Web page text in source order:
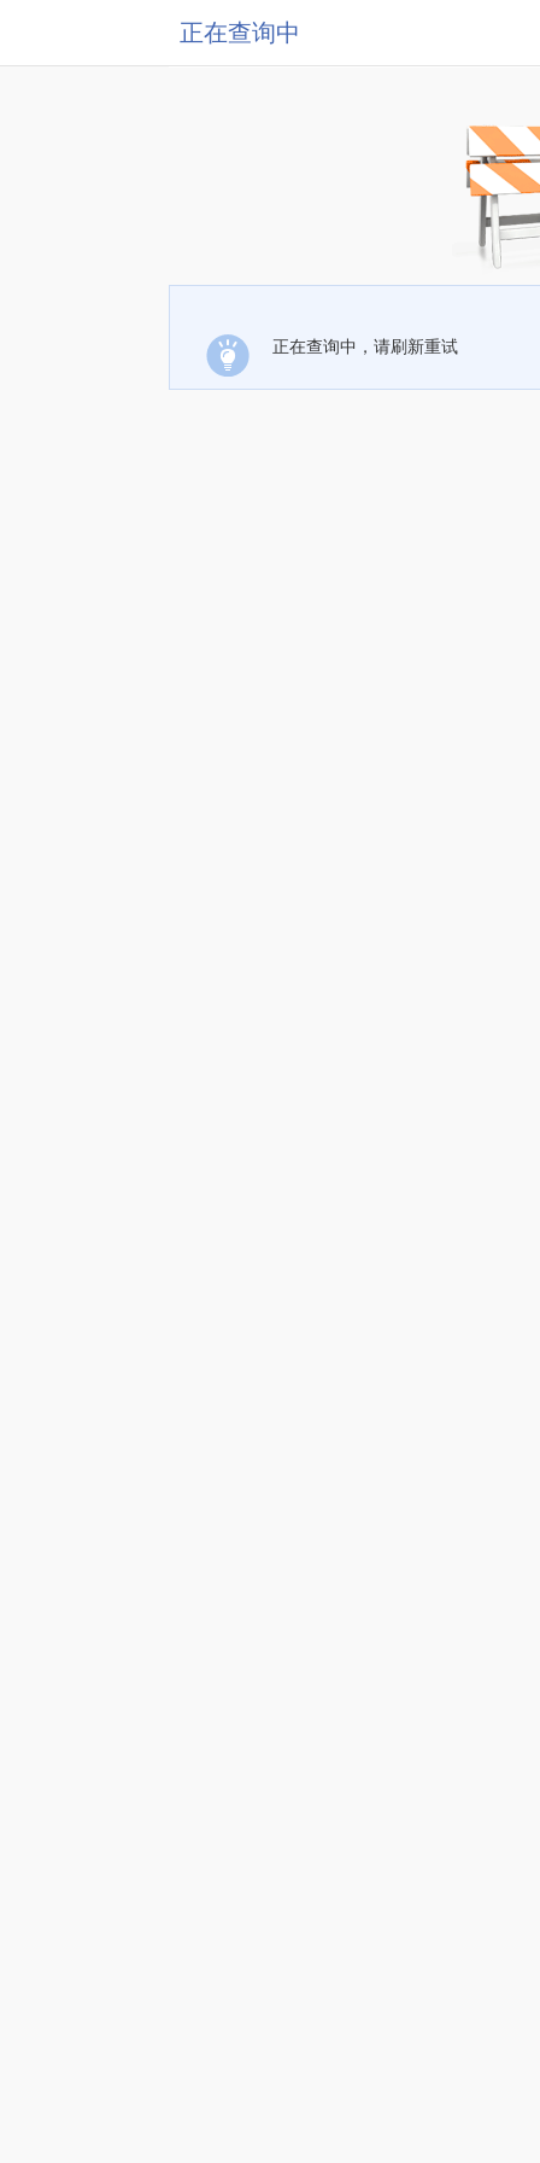
正在查询中
正在查询中，请刷新重试